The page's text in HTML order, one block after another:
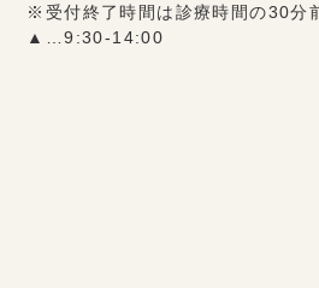
※受付終了時間は診療時間の30分
▲…9:30-14:00